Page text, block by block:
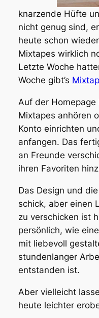
knarzende Hüfte
nicht genug sind,
heute schon
Mixtapes wirklich
Letzte Woche
Woche gibt’s
Auf der
Mixtapes anhören
Konto einrichten
anfangen. Das
an Freunde
ihren Favoriten
Das Design und
schick, aber einen
zu verschicken ist
persönlich, wie
mit liebevoll
stundenlanger
entstanden ist.
Aber vielleicht
heute leichter